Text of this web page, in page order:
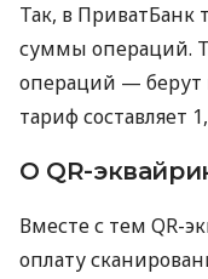
Так, в ПриватБанк
суммы операций.
операций — берут
тариф составляет
О QR-
Вместе с тем QR-
оплату